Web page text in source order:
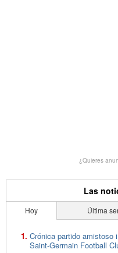
¿Quieres
Las
Hoy Última
Crónica partido amistoso
Saint-Germain Football